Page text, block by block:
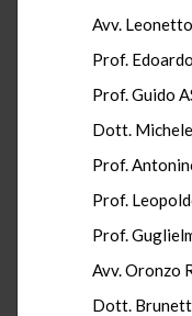
Avv.
Prof.
Prof. Guido
Dott.
Prof.
Prof.
Prof.
Avv. Oronzo
Dott.